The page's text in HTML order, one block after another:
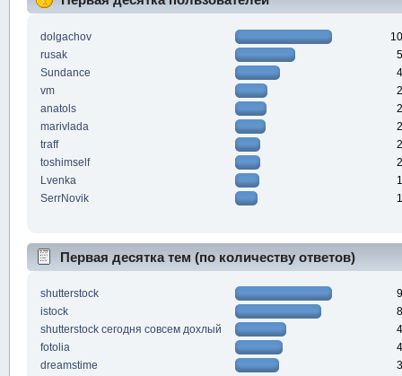
dolgachov
rusak
Sundance
vm
anatols
marivlada
traff
toshimself
Lvenka
SerrNovik
Первая десятка тем (по количеству ответов)
shutterstock
istock
shutterstock cегодня совсем дохлый
fotolia
dreamstime